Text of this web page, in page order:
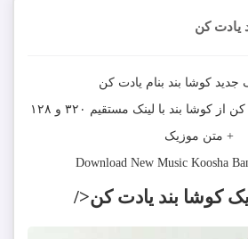
یادت کن
جدید کوشا بند بنام یادت کن
کن ازکوشا بند
با لینک مستقیم ۳۲۰ و ۱۲۸
+ متن موزیک
Download New Music Koosha
کوشا بند یادت کن</